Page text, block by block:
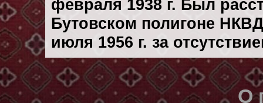
февраля 1938 г. Был
Бутовском полигоне
июля 1956 г. за
О